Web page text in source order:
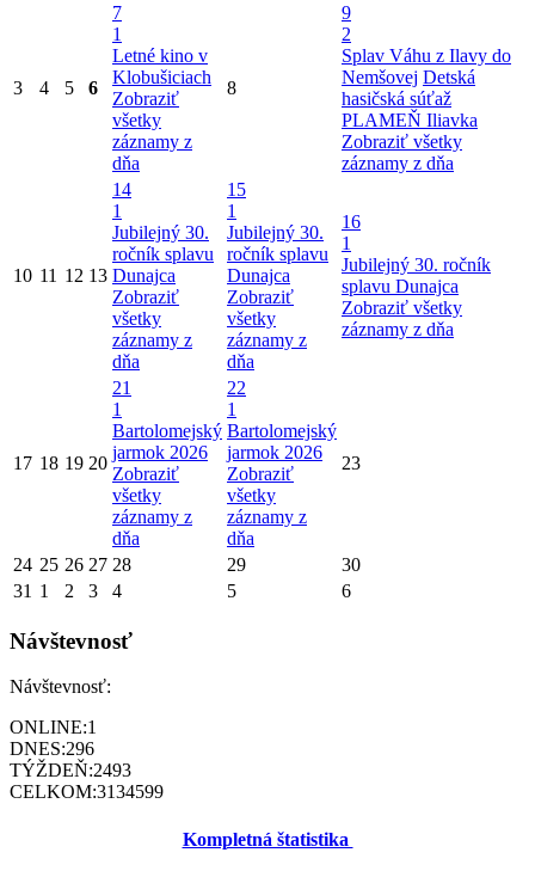
3 4 5 6
7
1
Letné kino v
Klobušiciach
Zobraziť
všetky
záznamy z
dňa
8
9
2
Splav Váhu z Ilavy do
Nemšovej Detská
hasičská súťaž
PLAMEŇ Iliavka
Zobraziť všetky
záznamy z dňa
10 11 12 13
14
1
Jubilejný 30.
ročník splavu
Dunajca
Zobraziť
všetky
záznamy z
dňa
15
1
Jubilejný 30.
ročník splavu
Dunajca
Zobraziť
všetky
záznamy z
dňa
16
1
Jubilejný 30. ročník
splavu Dunajca
Zobraziť všetky
záznamy z dňa
17 18 19 20
21
1
Bartolomejský
jarmok 2026
Zobraziť
všetky
záznamy z
dňa
22
1
Bartolomejský
jarmok 2026
Zobraziť
všetky
záznamy z
dňa
23
24 25 26 27 28 29
30
31 1 2 3 4 5 6
Návštevnosť
Návštevnosť:
ONLINE:1
DNES:296
TÝŽDEŇ:2493
CELKOM:3134599
Kompletná štatistika